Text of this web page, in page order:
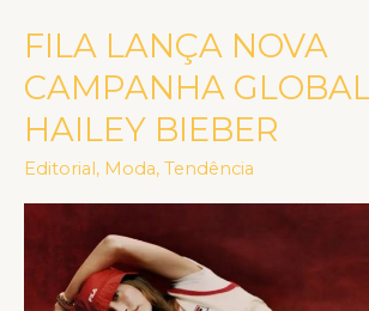
FILA LANÇA NOVA
CAMPANHA
HAILEY BIEBER
Editorial , Moda, Tendência
FILA
LANÇA
NOVA
CAMPANHA
GLOBAL
COM
HAILEY
BIEBER